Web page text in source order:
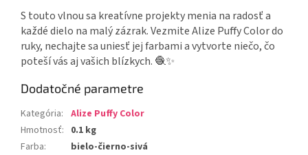
S touto vlnou sa kreatívne projekty menia na radosť a
každé dielo na malý zázrak. Vezmite Alize Puffy Color do
ruky, nechajte sa uniesť jej farbami a vytvorte niečo, čo
poteší vás aj vašich blízkych. 🧶✨
Dodatočné parametre
Kategória: Alize Puffy Color
Hmotnosť: 0.1 kg
Farba: bielo-čierno-sivá